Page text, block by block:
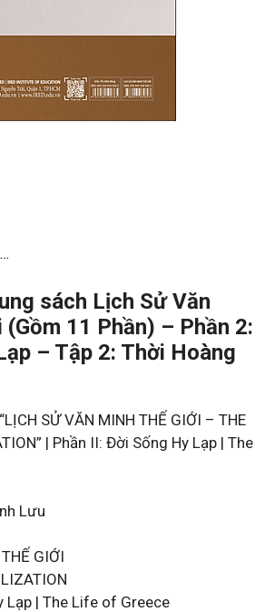
sách Lịch Sử Văn
(Gồm 11 Phần) – Phần 2:
– Tập 2: Thời Hoàng
SỬ VĂN MINH THẾ GIỚI – THE
| Phần II: Đời Sống Hy Lạp | The
Lưu
GIỚI
Lạp | The Life of Greece